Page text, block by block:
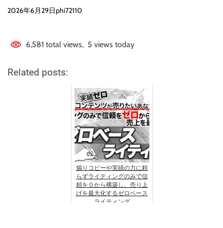
2026年6月29日phi72110
6,581 total views, 5 views today
Related posts:
煽りコピーや実績の力に頼
らずライティングのみで信
頼を０から構築し、売り上
げを最大化するゼロベース
ライティング